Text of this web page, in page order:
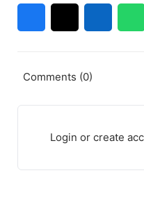
Comments (0)
Login or create